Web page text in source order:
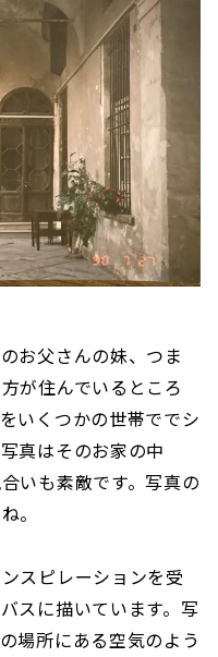
お父さんの妹、つま
が住んでいるところ
いくつかの世帯ででシ
真はそのお家の中
いも素敵です。写真の
。
スピレーションを受
スに描いています。写
場所にある空気のよう